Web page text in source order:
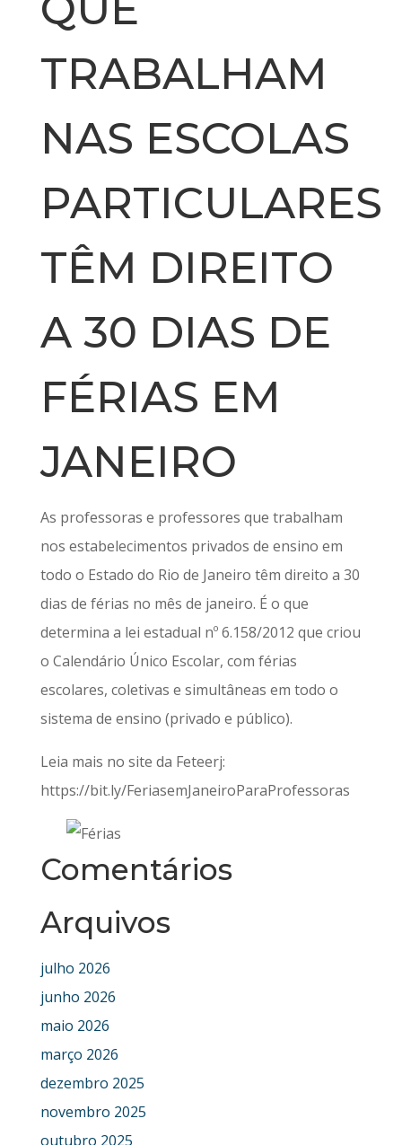
TRABALHAM
NAS ESCOLAS
PARTICULARES
TÊM DIREITO
A 30 DIAS DE
FÉRIAS EM
JANEIRO
As professoras e professores que trabalham
nos estabelecimentos privados de ensino em
todo o Estado do Rio de Janeiro têm direito a 30
dias de férias no mês de janeiro. É o que
determina a lei estadual nº 6.158/2012 que criou
o Calendário Único Escolar, com férias
escolares, coletivas e simultâneas em todo o
sistema de ensino (privado e público).
Leia mais no site da Feteerj:
https://bit.ly/FeriasemJaneiroParaProfessoras
Comentários
Arquivos
julho 2026
junho 2026
maio 2026
março 2026
dezembro 2025
novembro 2025
outubro 2025